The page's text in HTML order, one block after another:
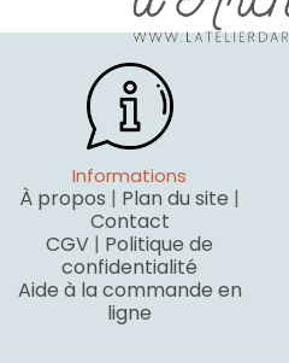
Informations
À propos | Plan du site |
Contact
CGV | Politique de
confidentialité
Aide à la commande en
ligne